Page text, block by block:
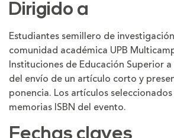
Dirigido a
Estudiantes semillero de
comunidad académica UPB
Instituciones de Educación Superior
del envío de un artículo corto y
ponencia. Los artículos
memorias ISBN del evento.